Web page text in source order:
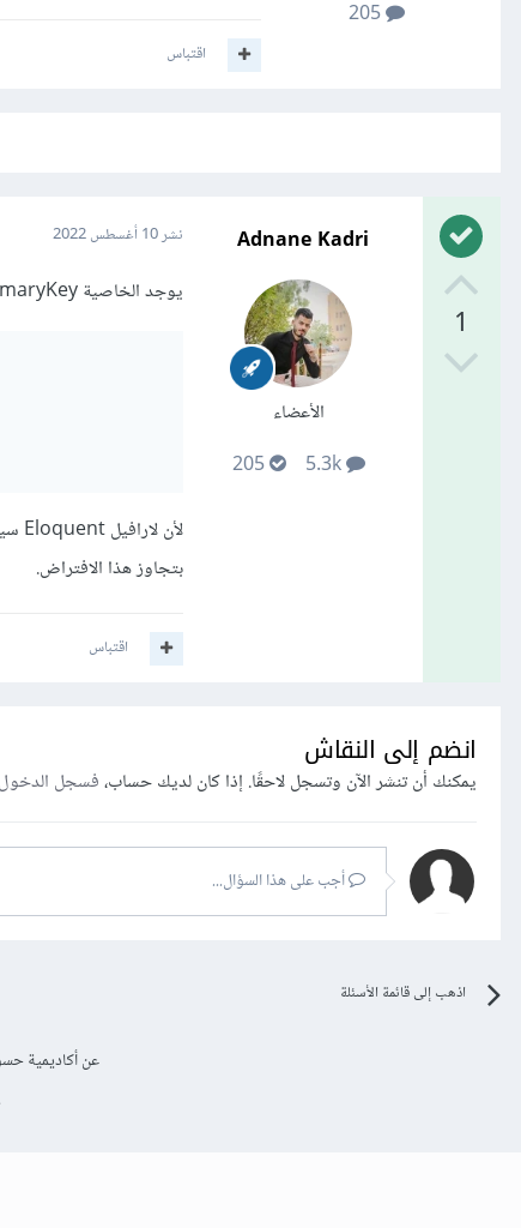
205
اقتباس
1
Adnane Kadri
الأعضاء
5.3k
205
نشر10 أغسطس 2022
يوجد الخاصية primaryKey لخدمة هذا الغرض:
بتجاوز هذا الافتراض.
اقتباس
انضم إلى النقاش
يمكنك أن تنشر الآن وتسجل لاحقًا. إذا كان لديك حساب،فسجل الدخول
أجب على هذا السؤال...
اذهب إلى قائمة الأسئلة
عن أكاديمية